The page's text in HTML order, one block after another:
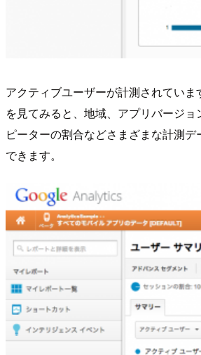
アクティブユーザーが計測されていま
を見てみると、地域、アプリバージョ
ピーターの割合などさまざまな計測
できます。